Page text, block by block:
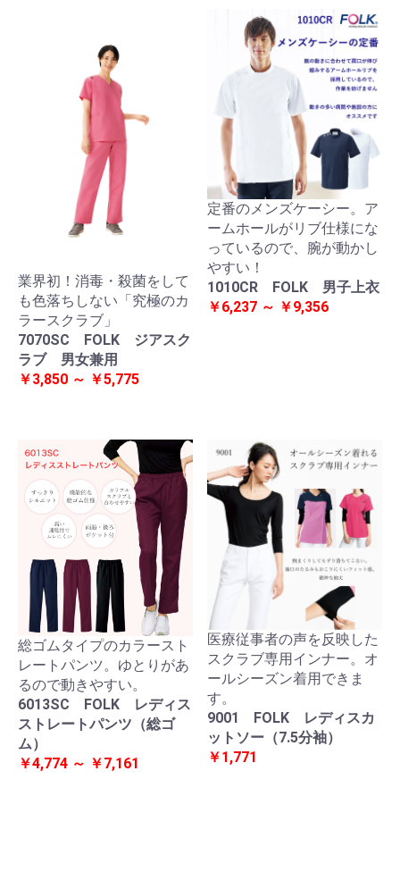
業界初！消毒・殺菌をして
も色落ちしない「究極のカ
ラースクラブ」
7070SC FOLK ジアスク
ラブ 男女兼用
￥3,850 ～ ￥5,775
定番のメンズケーシー。ア
ームホールがリブ仕様にな
っているので、腕が動かし
やすい！
1010CR FOLK 男子上衣
￥6,237 ～ ￥9,356
総ゴムタイプのカラースト
レートパンツ。ゆとりがあ
るので動きやすい。
6013SC FOLK レディス
ストレートパンツ（総ゴ
ム）
￥4,774 ～ ￥7,161
医療従事者の声を反映した
スクラブ専用インナー。オ
ールシーズン着用できま
す。
9001 FOLK レディスカ
ットソー（7.5分袖）
￥1,771